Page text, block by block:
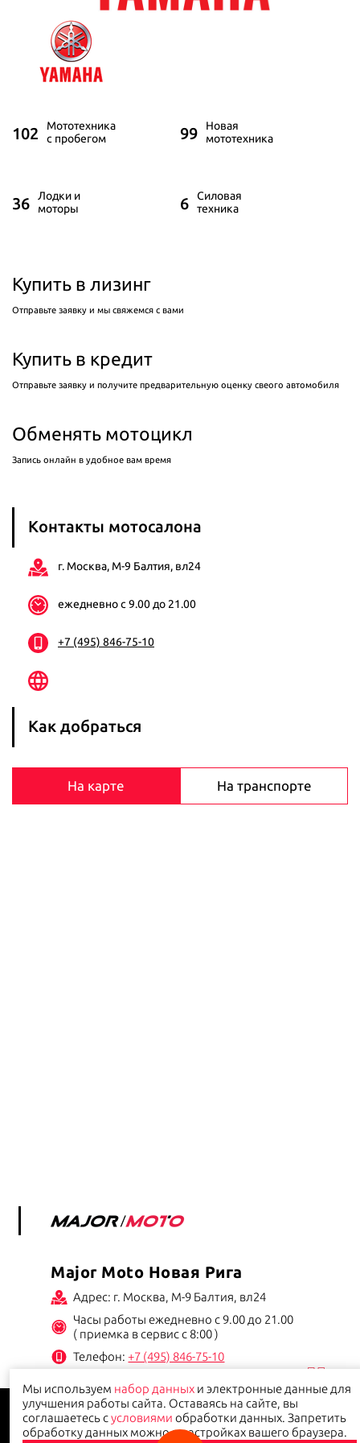
Мы используем набор данных и электронные данные для
улучшения работы сайта. Оставаясь на сайте, вы
соглашаетесь сусловиями обработки данных. Запретить
обработку данных можно в настройках вашего браузера.
102
Мототехника
с пробегом
99
Новая
мототехника
36
Лодки и
моторы
6
Силовая
техника
Купить в лизинг
Отправьте заявку и мы свяжемся с вами
Купить в кредит
Отправьте заявку и получите предварительную оценку свеого автомобиля
Обменять мотоцикл
Запись онлайн в удобное вам время
Контакты мотосалона
г. Москва, М-9 Балтия, вл24
ежедневно с 9.00 до 21.00
+7 (495) 846-75-10
Как добраться
На карте На транспорте
Major Moto Новая Рига
Адрес: г. Москва, М-9 Балтия, вл24
Часы работы ежедневно с 9.00 до 21.00
( приемка в сервис с 8:00 )
Телефон:+7 (495) 846-75-10
Данный сайт носит информационно-справочный характер и ни при каких условиях не
является публичной офертой.
Политика конфиденциальности